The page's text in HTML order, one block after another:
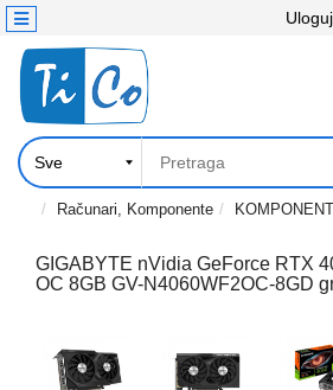
KATEGORIJE
Računari,
Komponente
Laptop
tablet
projektori
Kontakt
Računari, Komponente
GIGABYTE nVidia GeForce RTX
OC 8GB GV-N4060WF2OC-8GD